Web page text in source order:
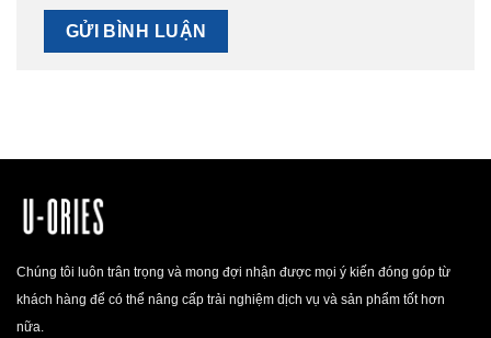
Chúng tôi luôn trân trọng và mong đợi nhận được mọi ý kiến đóng góp từ
khách hàng để có thể nâng cấp trải nghiệm dịch vụ và sản phẩm tốt hơn
nữa.